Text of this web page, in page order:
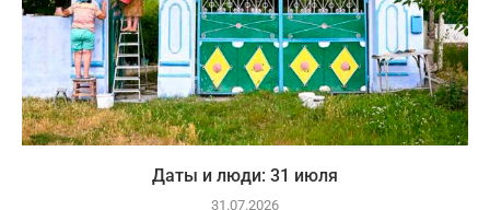
Даты и люди: 31 июля
31.07.2026